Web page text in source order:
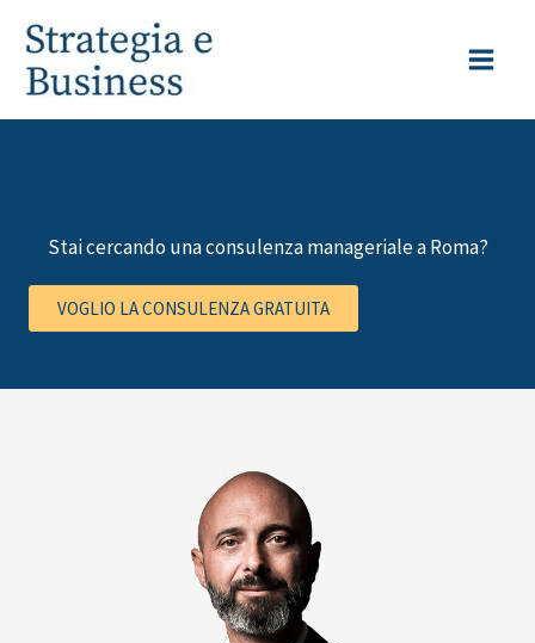
contenuto
Stai cercando una consulenza manageriale a Roma?
VOGLIO LA CONSULENZA GRATUITA